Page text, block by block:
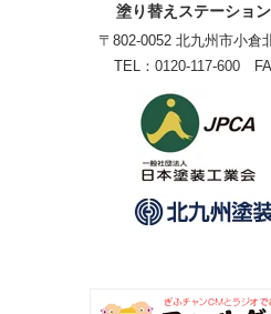
塗り替えステーショ
〒802-0052 北九州市小倉
TEL： 0120-117-600